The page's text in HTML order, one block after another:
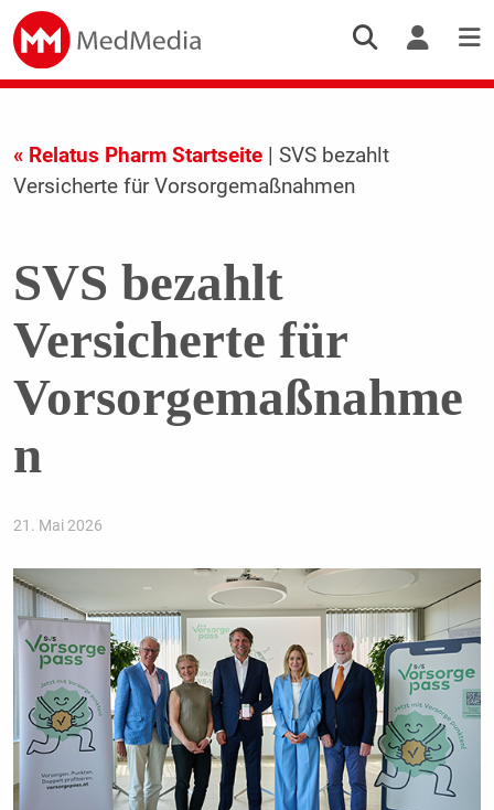
« Relatus Pharm Startseite| SVS bezahlt
Versicherte für Vorsorgemaßnahmen
SVS bezahlt
Versicherte für
Vorsorgemaßnahme
n
21. Mai 2026